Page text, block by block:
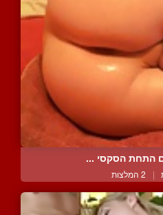
התחת הסקסי ...
| 2 המלצות